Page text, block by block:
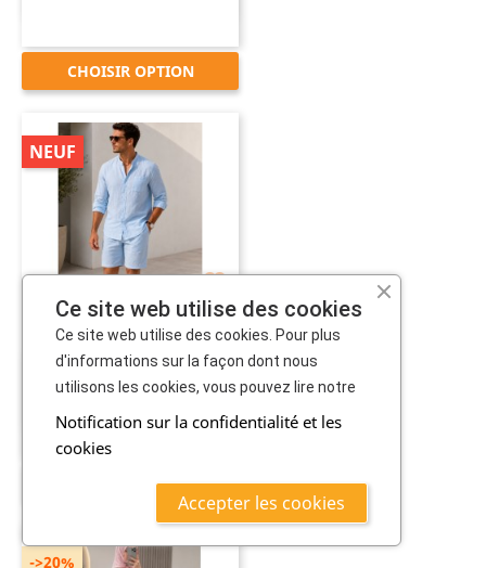
CHOISIR OPTION

Ensemble Kamraya En...
89,000 TND
NEUF
CHOISIR OPTION
->20%
Ce site web utilise des cookies
Ce site web utilise des cookies. Pour plus
d'informations sur la façon dont nous
utilisons les cookies, vous pouvez lire notre
Notification sur la confidentialité et les
cookies
Accepter les cookies